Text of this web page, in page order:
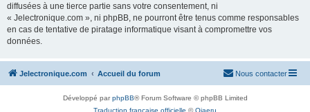
diffusées à une tierce partie sans votre consentement, ni
« Jelectronique.com », ni phpBB, ne pourront être tenus comme responsables
en cas de tentative de piratage informatique visant à compromettre vos
données.
Jelectronique.com Accueil du forum Nous contacter
Développé parphpBB® Forum Software © phpBB Limited
Traduction française officielle ©Qiaeru